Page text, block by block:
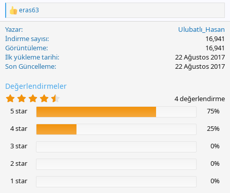
T
e
p
k
i
l
r
eras63
Yazar
Ulubatlı_Hasan
İndirme sayısı
16,941
Görüntüleme
16,941
İlk yükleme tarihi
22 Ağustos 2017
Son Güncelleme
22 Ağustos 2017
Değerlendirmeler
.
7
5
y
ı
4 değerlendirme
5 star
75%
4 star
25%
3 star
0%
2 star
0%
1 star
0%